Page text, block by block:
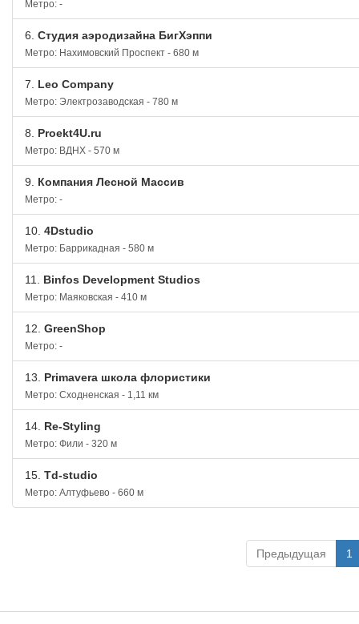
Метро: -
6. Студия аэродизайна БигХэппи
Метро: Нахимовский Проспект - 680 м
7. Leo Company
Метро: Электрозаводская - 780 м
8. Proekt4U.ru
Метро: ВДНХ - 570 м
9. Компания Лесной Массив
Метро: -
10. 4Dstudio
Метро: Баррикадная - 580 м
11. Binfos Development Studios
Метро: Маяковская - 410 м
12. GreenShop
Метро: -
13. Primavera школа флористики
Метро: Сходненская - 1,11 км
14. Re-Styling
Метро: Фили - 320 м
15. Td-studio
Метро: Алтуфьево - 660 м
Предыдущая 1